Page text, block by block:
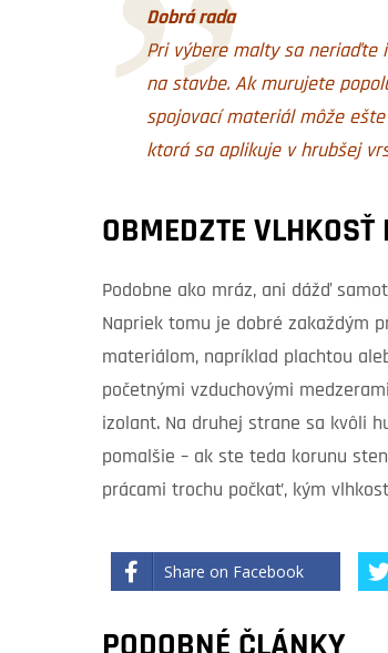
Dobrá rada
Pri výbere malty sa neriaďte
na stavbe. Ak murujete
spojovací materiál môže
ktorá sa aplikuje v hrubšej
OBMEDZTE VLHKOSŤ
Podobne ako mráz, ani dážď
Napriek tomu je dobré zakaždým
materiálom, napríklad plachtou
početnými vzduchovými
izolant. Na druhej strane sa kvôli
pomalšie – ak ste teda korunu
prácami trochu počkať, kým
Share on Facebook